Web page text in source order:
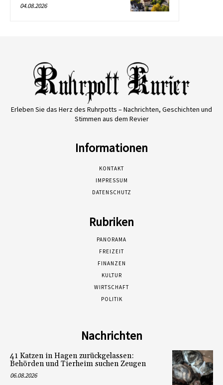
04.08.2026
Erleben Sie das Herz des Ruhrpotts – Nachrichten, Geschichten und
Stimmen aus dem Revier
Informationen
KONTAKT
IMPRESSUM
DATENSCHUTZ
Rubriken
PANORAMA
FREIZEIT
FINANZEN
KULTUR
WIRTSCHAFT
POLITIK
Nachrichten
41 Katzen in Hagen zurückgelassen:
Behörden und Tierheim suchen Zeugen
06.08.2026